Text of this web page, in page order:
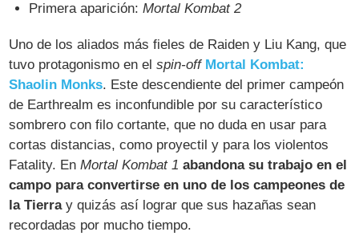
Primera aparición:Mortal Kombat 2
Uno de los aliados más fieles de Raiden y Liu Kang, que
tuvo protagonismo en elspin-off Mortal Kombat:
Shaolin Monks. Este descendiente del primer campeón
de Earthrealm es inconfundible por su característico
sombrero con filo cortante, que no duda en usar para
cortas distancias, como proyectil y para los violentos
Fatality. EnMortal Kombat 1 abandona su trabajo en el
campo para convertirse en uno de los campeones de
la Tierray quizás así lograr que sus hazañas sean
recordadas por mucho tiempo.